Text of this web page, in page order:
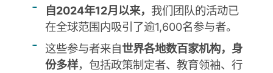
自2024年12月以来， 我们团队的活动已
在全球范围内吸引了逾1,600名参与者。
这些参与者来自世界各地数百家机构，身
份多样，包括政策制定者、教育领袖、行